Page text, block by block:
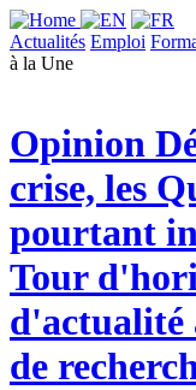
Actualités Emploi
à la Une
Opinion
crise, les
pourtant
Tour
d'actualité
de